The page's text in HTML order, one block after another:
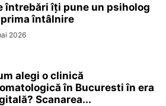
întrebări îți pune un psiholog
întâlnire
2026
alegi o clinică
în Bucuresti în era
Scanarea...